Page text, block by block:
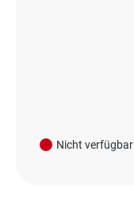
Nicht verfügbar